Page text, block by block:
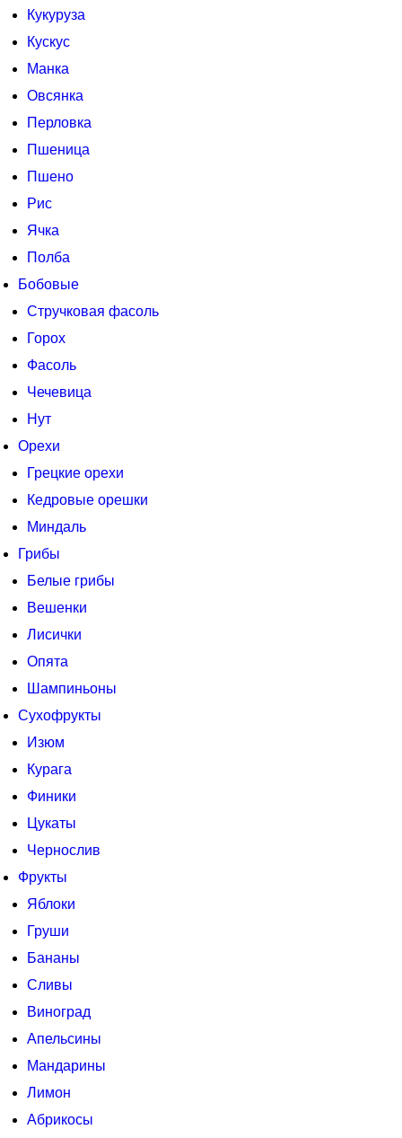
Кукуруза
Кускус
Манка
Овсянка
Перловка
Пшеница
Пшено
Рис
Ячка
Полба
Бобовые
Стручковая фасоль
Горох
Фасоль
Чечевица
Нут
Орехи
Грецкие орехи
Кедровые орешки
Миндаль
Грибы
Белые грибы
Вешенки
Лисички
Опята
Шампиньоны
Сухофрукты
Изюм
Курага
Финики
Цукаты
Чернослив
Фрукты
Яблоки
Груши
Бананы
Сливы
Виноград
Апельсины
Мандарины
Лимон
Абрикосы